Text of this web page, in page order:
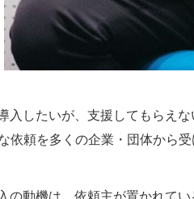
入したいが、支援してもらえ
依頼を多くの企業・団体から
の動機は、依頼主が置かれて